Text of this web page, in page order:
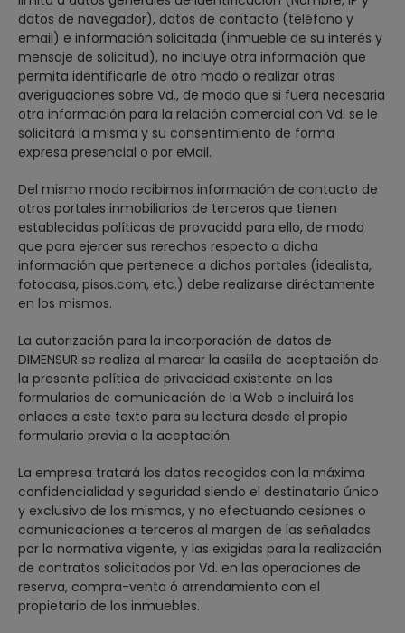
datos de navegador), datos de contacto (teléfono y
email) e información solicitada (inmueble de su interés y
mensaje de solicitud), no incluye otra información que
permita identificarle de otro modo o realizar otras
averiguaciones sobre Vd., de modo que si fuera necesaria
otra información para la relación comercial con Vd. se le
solicitará la misma y su consentimiento de forma
expresa presencial o por eMail.
Del mismo modo recibimos información de contacto de
otros portales inmobiliarios de terceros que tienen
establecidas políticas de provacidd para ello, de modo
que para ejercer sus rerechos respecto a dicha
información que pertenece a dichos portales (idealista,
fotocasa, pisos.com, etc.) debe realizarse diréctamente
en los mismos.
La autorización para la incorporación de datos de
DIMENSUR se realiza al marcar la casilla de aceptación de
la presente política de privacidad existente en los
formularios de comunicación de la Web e incluirá los
enlaces a este texto para su lectura desde el propio
formulario previa a la aceptación.
La empresa tratará los datos recogidos con la máxima
confidencialidad y seguridad siendo el destinatario único
y exclusivo de los mismos, y no efectuando cesiones o
comunicaciones a terceros al margen de las señaladas
por la normativa vigente, y las exigidas para la realización
de contratos solicitados por Vd. en las operaciones de
reserva, compra-venta ó arrendamiento con el
propietario de los inmuebles.